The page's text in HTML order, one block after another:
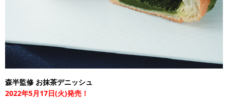
森半監修 お抹茶デニッシュ
2022年5月17日(火)発売！